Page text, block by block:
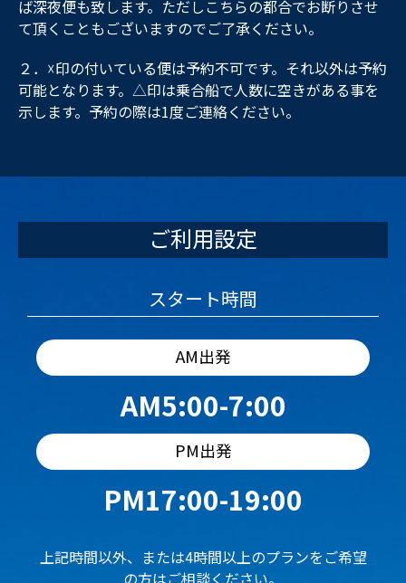
ば深夜便も致します。ただしこちらの都合でお断りさせ
て頂くこともございますのでご了承ください。
２．☓印の付いている便は予約不可です。それ以外は予約
可能となります。△印は乗合船で人数に空きがある事を
示します。予約の際は1度ご連絡ください。
ご利用設定
スタート時間
AM出発
AM5:00-7:00
PM出発
PM17:00-19:00
上記時間以外、または4時間以上のプランをご希望
の方はご相談ください。